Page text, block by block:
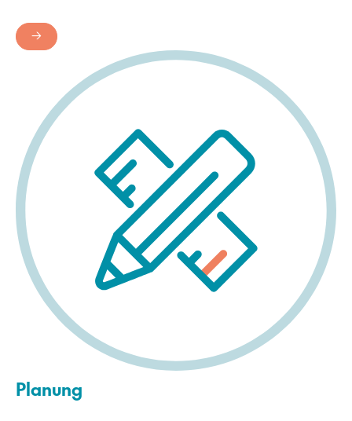
→
Planung